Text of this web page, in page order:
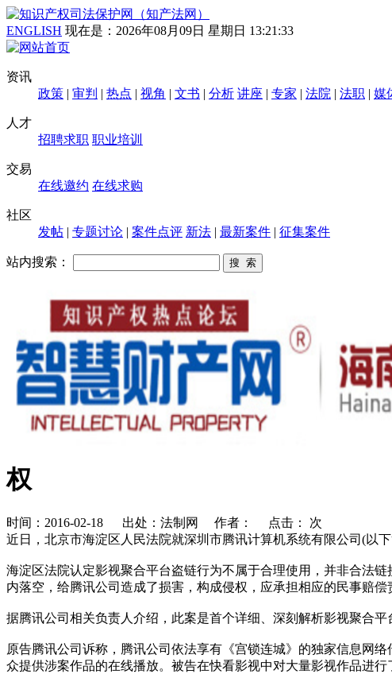
ENGLISH 现在是： 2026年08月09日 星期日 13:21:33
资讯
政策 | 审判 | 热点 | 视角 | 文书 | 分析 讲座 | 专家 | 法院 | 法职 | 媒
人才
招聘求职 职业培训
交易
在线邀约 在线求购
社区
发帖 | 专题讨论 | 案件点评 新法 | 最新案件 | 征集案件
站内搜索：
权
时间：2016-02-18 出处：法制网 作者： 点击：
次
近日，北京市海淀区人民法院就深圳市腾讯计算机系统有限公司(以
海淀区法院认定影视聚合平台盗链行为不属于合理使用，并非合法
内落空，给腾讯公司造成了损害，构成侵权，应承担相应的民事赔
据腾讯公司相关负责人介绍，此案是首个详细、深刻解析影视聚合平
原告腾讯公司诉称，腾讯公司依法享有《宫锁连城》的独家信息网
众提供涉案作品的在线播放。被告在快看影视中对大量影视作品进